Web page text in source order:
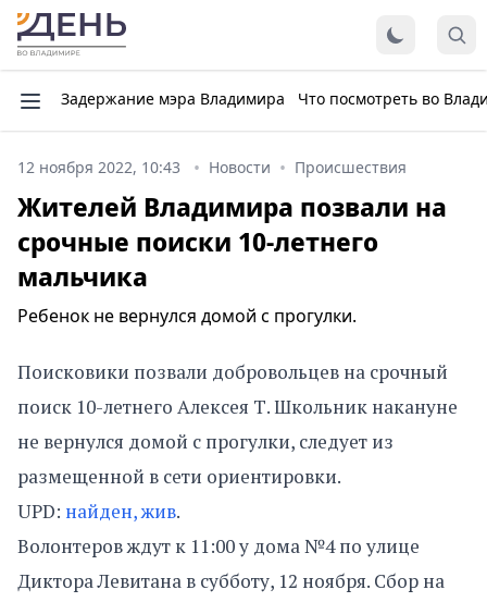
Задержание мэра Владимира Что посмотреть во
12 ноября 2022, 10:43 Новости Происшествия
Жителей Владимира позвали на
срочные поиски 10-летнего
мальчика
Ребенок не вернулся домой с прогулки.
Поисковики позвали добровольцев на срочный
поиск 10-летнего Алексея Т. Школьник накануне
не вернулся домой с прогулки, следует из
размещенной в сети ориентировки.
UPD: найден, жив.
Волонтеров ждут к 11:00 у дома №4 по улице
Диктора Левитана в субботу, 12 ноября. Сбор на